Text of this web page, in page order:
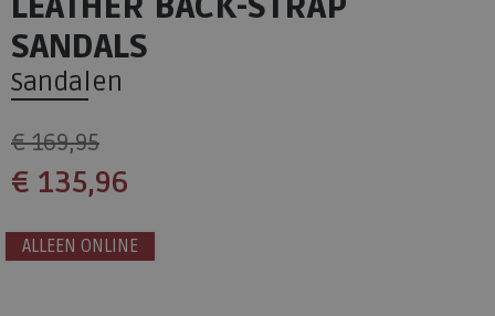
SANDALS
Sandalen
€ 169,95
€ 135,96
ALLEEN ONLINE